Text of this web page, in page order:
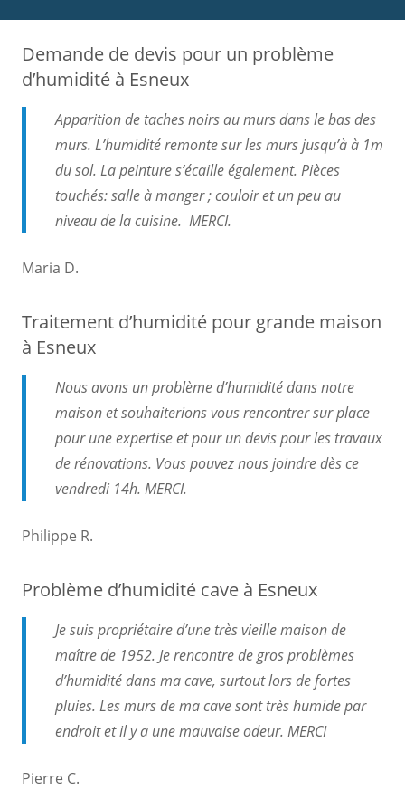
Demande de devis pour un problème
d’humidité à Esneux
Apparition de taches noirs au murs dans le bas des
murs. L’humidité remonte sur les murs jusqu’à à 1m
du sol. La peinture s’écaille également. Pièces
touchés: salle à manger ; couloir et un peu au
niveau de la cuisine. MERCI.
Maria D.
Traitement d’humidité pour grande maison
à Esneux
Nous avons un problème d’humidité dans notre
maison et souhaiterions vous rencontrer sur place
pour une expertise et pour un devis pour les travaux
de rénovations. Vous pouvez nous joindre dès ce
vendredi 14h. MERCI.
Philippe R.
Problème d’humidité cave à Esneux
Je suis propriétaire d’une très vieille maison de
maître de 1952. Je rencontre de gros problèmes
d’humidité dans ma cave, surtout lors de fortes
pluies. Les murs de ma cave sont très humide par
endroit et il y a une mauvaise odeur. MERCI
Pierre C.